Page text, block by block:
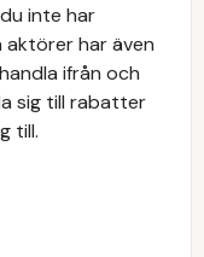
inte har
har även
ifrån och
sig till rabatter
till.